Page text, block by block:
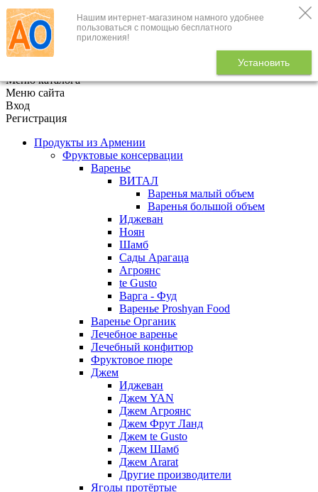
Нашим интернет-магазином намного удобнее
пользоваться с помощью бесплатного
приложения!
Установить
+7 (495) 646-888-1
В корзине
Меню каталога
Меню сайта
Вход
Регистрация
Продукты из Армении
Фруктовые консервации
Варенье
ВИТАЛ
Варенья малый объем
Варенья большой объем
Иджеван
Ноян
Шамб
Сады Арагаца
Агроянс
te Gusto
Варга - Фуд
Варенье Proshyan Food
Варенье Органик
Лечебное варенье
Лечебный конфитюр
Фруктовое пюре
Джем
Иджеван
Джем YAN
Джем Агроянс
Джем Фрут Ланд
Джем te Gusto
Джем Шамб
Джем Ararat
Другие производители
Ягоды протёртые